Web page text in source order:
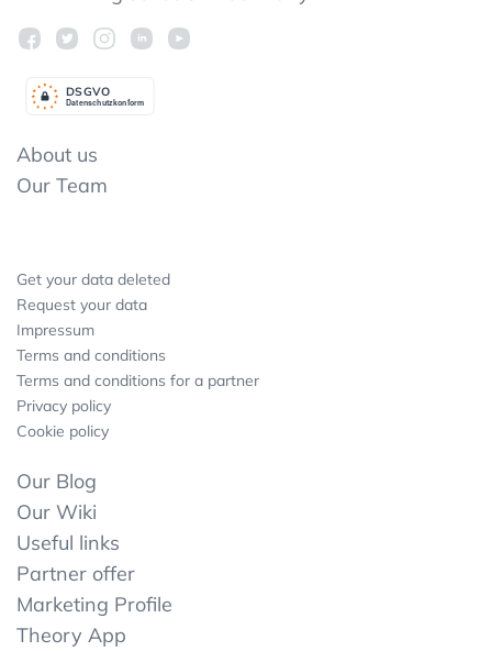
Datenschutzkonform
DSGVO
About us
Our Team
Get your data deleted
Request your data
Impressum
Terms and conditions
Terms and conditions for a partner
Privacy policy
Cookie policy
Our Blog
Our Wiki
Useful links
Partner offer
Marketing Profile
Theory App